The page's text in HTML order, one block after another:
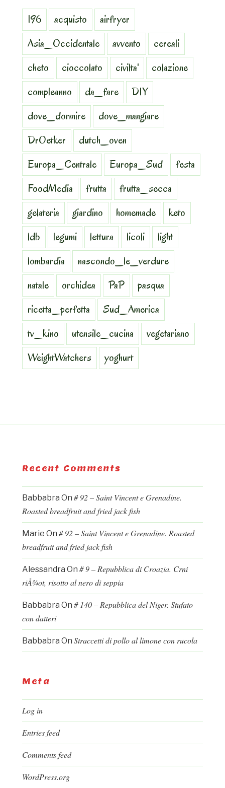
196 acquisto
airfryer
Asia_Occidentale
avvento
cereali
cheto
cioccolato civilta'
colazione
compleanno
da_fare
DIY
dove_dormire
dove_mangiare
DrOetker
dutch_oven
Europa_Centrale
Europa_Sud
festa
FoodMedia
frutta
frutta_secca
gelateria
giardino homemade
keto
ldb
legumi lettura licoli
light
lombardia
nascondo_le_verdure
natale
orchidea PaP
pasqua
ricetta_perfetta
Sud_America
tv_kino
utensile_cucina
vegetariano
WeightWatchers
yoghurt
Recent Comments
Babbabra On # 92 – Saint Vincent e Grenadine.
Roasted breadfruit and fried jack fish
Marie On # 92 – Saint Vincent e Grenadine. Roasted
breadfruit and fried jack fish
Alessandra On # 9 – Repubblica di Croazia. Crni
riÅ¾ot, risotto al nero di seppia
Babbabra On # 140 – Repubblica del Niger. Stufato
con datteri
Babbabra On Straccetti di pollo al limone con rucola
Meta
Log in
Entries feed
Comments feed
WordPress.org